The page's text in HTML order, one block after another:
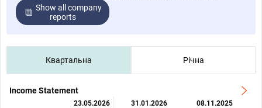
Show all company
reports
Квартальна Річна
Income Statement
23.05.2026
31.01.2026
08.11.2025